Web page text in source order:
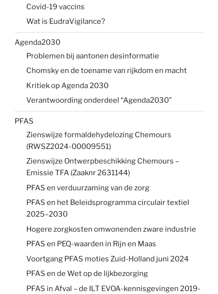
Covid-19 vaccins
Wat is EudraVigilance?
Agenda2030
Problemen bij aantonen desinformatie
Chomsky en de toename van rijkdom en macht
Kritiek op Agenda 2030
Verantwoording onderdeel “Agenda2030”
PFAS
Zienswijze formaldehydelozing Chemours
(RWSZ2024-00009551)
Zienswijze Ontwerpbeschikking Chemours –
Emissie TFA (Zaaknr 2631144)
PFAS en verduurzaming van de zorg
PFAS en het Beleidsprogramma circulair textiel
2025–2030
Hogere zorgkosten omwonenden zware industrie
PFAS en PEQ-waarden in Rijn en Maas
Voortgang PFAS moties Zuid-Holland juni 2024
PFAS en de Wet op de lijkbezorging
PFAS in Afval – de ILT EVOA-kennisgevingen 2019-